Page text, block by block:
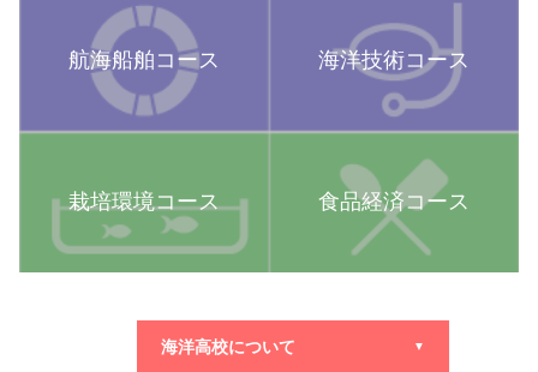
航海船舶コース 海洋技術コース
栽培環境コース 食品経済コース
海洋高校について ▼